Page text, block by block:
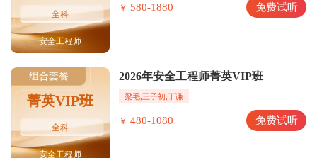
全科
安全工程师
￥ 580-1880 免费试听
组合套餐
菁英VIP班
全科
安全工程师
2026年安全工程师菁英VIP班
梁毛,王子初,丁谦
￥ 480-1080 免费试听